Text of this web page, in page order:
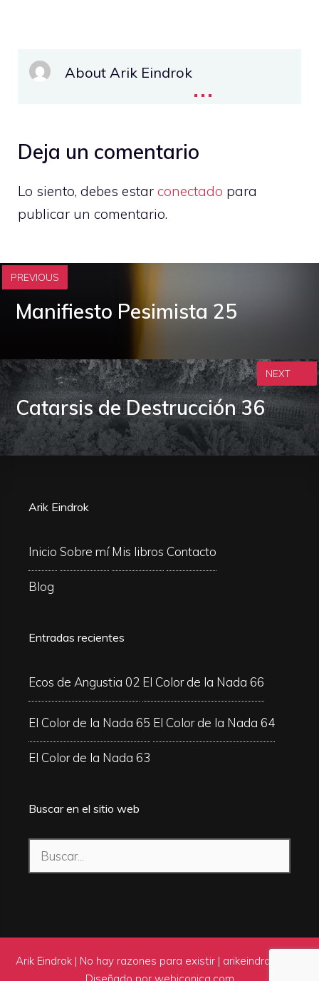
About Arik Eindrok...
Deja un comentario
Lo siento, debes estar conectado para
publicar un comentario.
PREVIOUS
Manifiesto Pesimista 25
Catarsis de Destrucción 36
NEXT
Arik Eindrok
Inicio Sobre mí Mis libros Contacto
Blog
Entradas recientes
Ecos de Angustia 02 El Color de la Nada 66
El Color de la Nada 65 El Color de la Nada 64
El Color de la Nada 63
Buscar en el sitio web
Buscar:
Arik Eindrok | No hay razones para existir | arikeindrok.com